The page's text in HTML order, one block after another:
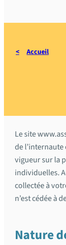
Accueil
Le site
de
vigueur sur la
individuelles.
collectée à
n’est cédée à
Nature